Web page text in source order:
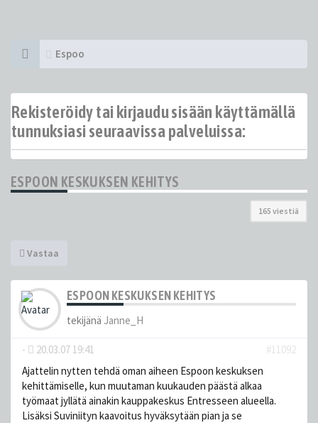
Espoo
Rekisteröidy tai kirjaudu sisään käyttämällä
tunnuksiasi seuraavissa palveluissa:
ESPOON KESKUKSEN KEHITYS
165 viestiä
Vastaa
ESPOON KESKUKSEN KEHITYS
tekijänä Janne_H
- 20.03.07 19:41
#11092
Ajattelin nytten tehdä oman aiheen Espoon keskuksen
kehittämiselle, kun muutaman kuukauden päästä alkaa
työmaat jyllätä ainakin kauppakeskus Entresseen alueella.
Lisäksi Suviniityn kaavoitus hyväksytään pian ja se